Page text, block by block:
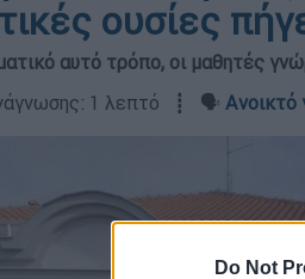
Do Not
ουσίες
αυτό τρόπο, οι μαθητές
1 λεπτό ┋ 🗣️ Ανοικτό